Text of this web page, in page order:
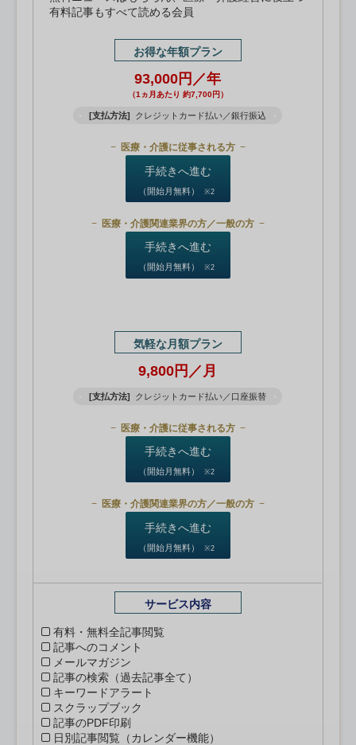
有料記事もすべて読める会員
お得な年額プラン
93,000円／年
（1ヵ月あたり 約7,700円）
[支払方法] クレジットカード払い／銀行振込
医療・介護に従事される方
手続きへ進む
（開始月無料） ※2
医療・介護関連業界の方／一般の方
手続きへ進む
（開始月無料） ※2
気軽な月額プラン
9,800円／月
[支払方法] クレジットカード払い／口座振替
医療・介護に従事される方
手続きへ進む
（開始月無料） ※2
医療・介護関連業界の方／一般の方
手続きへ進む
（開始月無料） ※2
サービス内容
有料・無料全記事閲覧
記事へのコメント
メールマガジン
記事の検索（過去記事全て）
キーワードアラート
スクラップブック
記事のPDF印刷
日別記事閲覧（カレンダー機能）